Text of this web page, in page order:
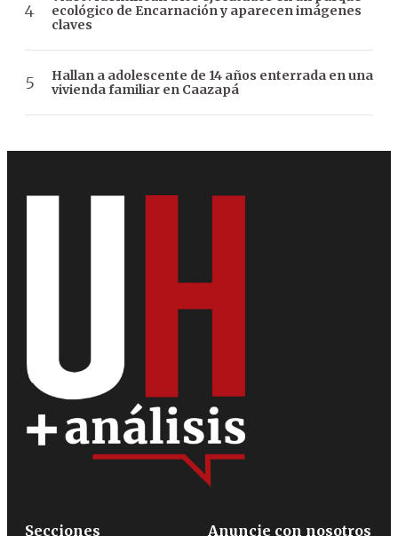
ecológico de Encarnación y aparecen imágenes
claves
Hallan a adolescente de 14 años enterrada en una
vivienda familiar en Caazapá
Secciones
Anuncie con nosotros